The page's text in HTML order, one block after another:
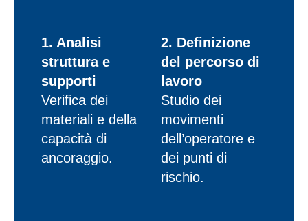
2. Definizione
del percorso di
lavoro
Studio dei
movimenti
dell’operatore e
dei punti di
rischio.
1. Analisi
struttura e
supporti
Verifica dei
materiali e della
capacità di
ancoraggio.